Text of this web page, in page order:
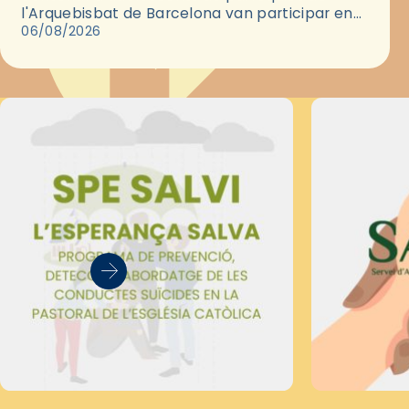
l'Arquebisbat de Barcelona van participar en
les convivències Be Apostle, organitzades pel
06/08/2026